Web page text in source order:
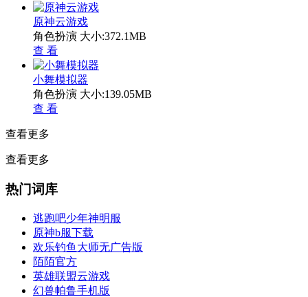
原神云游戏
角色扮演 大小:372.1MB
查 看
小舞模拟器
角色扮演 大小:139.05MB
查 看
查看更多
查看更多
热门词库
逃跑吧少年神明服
原神b服下载
欢乐钓鱼大师无广告版
陌陌官方
英雄联盟云游戏
幻兽帕鲁手机版